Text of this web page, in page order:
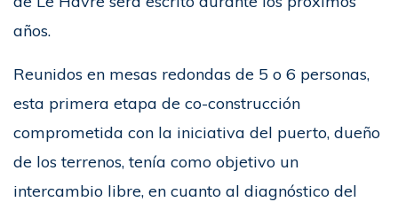
años.
Reunidos en mesas redondas de 5 o 6 personas,
esta primera etapa de co-construcción
comprometida con la iniciativa del puerto, dueño
de los terrenos, tenía como objetivo un
intercambio libre, en cuanto al diagnóstico del